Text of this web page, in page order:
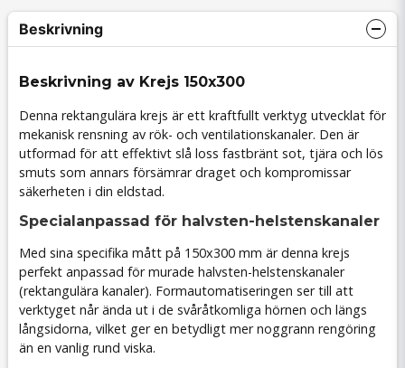
Beskrivning
Beskrivning av Krejs 150x300
Denna rektangulära krejs är ett kraftfullt verktyg utvecklat för
mekanisk rensning av rök- och ventilationskanaler. Den är
utformad för att effektivt slå loss fastbränt sot, tjära och lös
smuts som annars försämrar draget och kompromissar
säkerheten i din eldstad.
Specialanpassad för halvsten-helstenskanaler
Med sina specifika mått på 150x300 mm är denna krejs
perfekt anpassad för murade halvsten-helstenskanaler
(rektangulära kanaler). Formautomatiseringen ser till att
verktyget når ända ut i de svåråtkomliga hörnen och längs
långsidorna, vilket ger en betydligt mer noggrann rengöring
än en vanlig rund viska.